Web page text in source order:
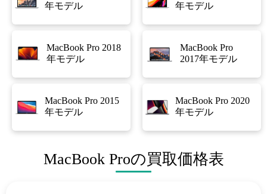
年モデル
年モデル
MacBook Pro 2018
年モデル
MacBook Pro
2017年モデル
MacBook Pro 2015
年モデル
MacBook Pro 2020
年モデル
MacBook Proの買取価格表